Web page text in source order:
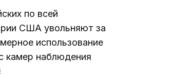
по всей
США увольняют за
использование
камер наблюдения